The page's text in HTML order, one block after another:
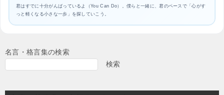
君はすでに十分がんばっているよ（You Can Do）。僕らと一緒に、君のペースで「心がす
っと軽くなる小さな一歩」を探していこう。
名言・格言集の検索
検索